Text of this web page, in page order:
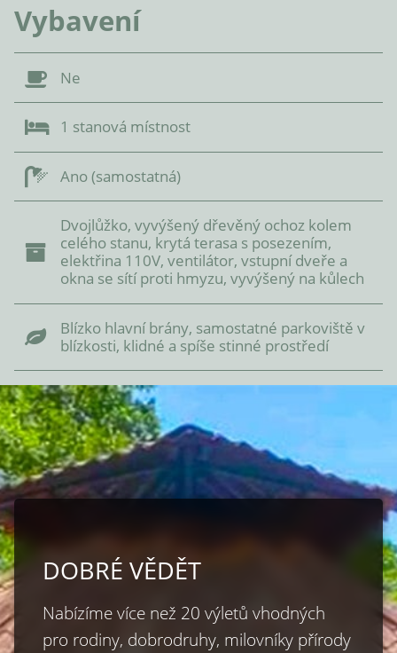
Vybavení
Ne
1 stanová místnost
Ano (samostatná)
Dvojlůžko, vyvýšený dřevěný ochoz kolem
celého stanu, krytá terasa s posezením,
elektřina 110V, ventilátor, vstupní dveře a
okna se sítí proti hmyzu, vyvýšený na kůlech
Blízko hlavní brány, samostatné parkoviště v
blízkosti, klidné a spíše stinné prostředí
DOBRÉ VĚDĚT
Nabízíme více než 20 výletů vhodných
pro rodiny, dobrodruhy, milovníky přírody